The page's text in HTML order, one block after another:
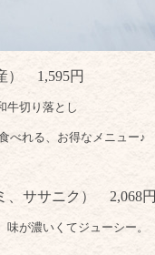
） 1,595円
牛切り落とし
べれる、お得なメニュー♪
、ササニク） 2,068円
が濃いくてジューシー。